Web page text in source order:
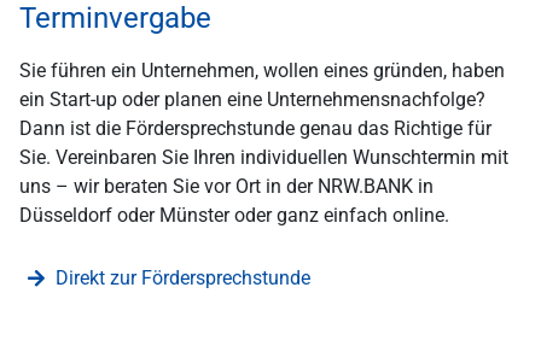
Terminvergabe
Sie führen ein Unternehmen, wollen eines gründen, haben
ein Start-up oder planen eine Unternehmensnachfolge?
Dann ist die Fördersprechstunde genau das Richtige für
Sie. Vereinbaren Sie Ihren individuellen Wunschtermin mit
uns – wir beraten Sie vor Ort in der NRW.BANK in
Düsseldorf oder Münster oder ganz einfach online.
Direkt zur Fördersprechstunde